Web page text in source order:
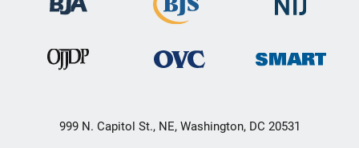
999 N. Capitol St., NE, Washington, DC 20531